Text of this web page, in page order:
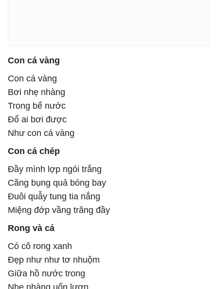
Con cá vàng
Con cá vàng
Bơi nhẹ nhàng
Trong bể nước
Đố ai bơi được
Như con cá vàng
Con cá chép
Đầy mình lợp ngói trắng
Căng bụng quả bóng bay
Đuôi quẫy tung tia nắng
Miệng đớp vầng trăng đầy
Rong và cá
Có cô rong xanh
Đẹp như như tơ nhuộm
Giữa hồ nước trong
Nhẹ nhàng uốn lựơn